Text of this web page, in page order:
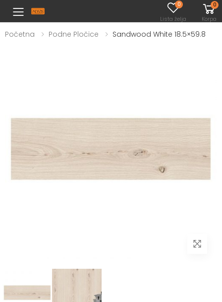
Toggle mobile menu
0
Lista želja
0
Korpa
Početna Podne Pločice Sandwood White 18.5×59.8